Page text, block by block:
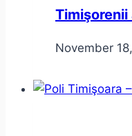
Timişorenii
November